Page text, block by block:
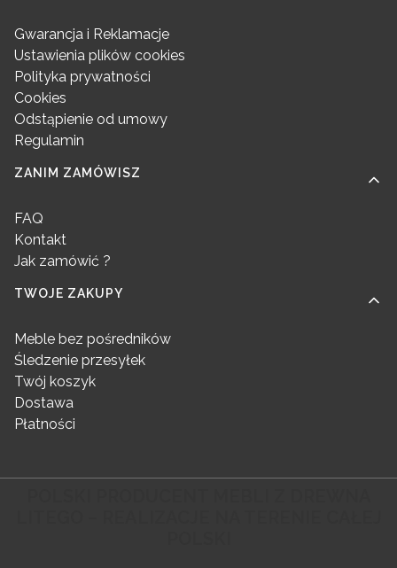
Gwarancja i Reklamacje
Ustawienia plików cookies
Polityka prywatności
Cookies
Odstąpienie od umowy
Regulamin
ZANIM ZAMÓWISZ
FAQ
Kontakt
Jak zamówić ?
TWOJE ZAKUPY
Meble bez pośredników
Śledzenie przesyłek
Twój koszyk
Dostawa
Płatności